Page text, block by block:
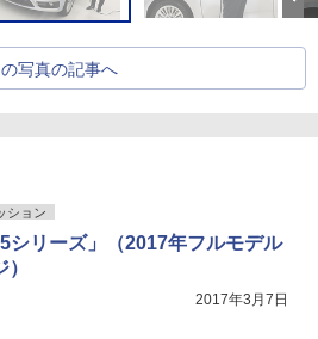
の写真の記事へ
ション
シリーズ」（2017年フルモデル
2017年3月7日